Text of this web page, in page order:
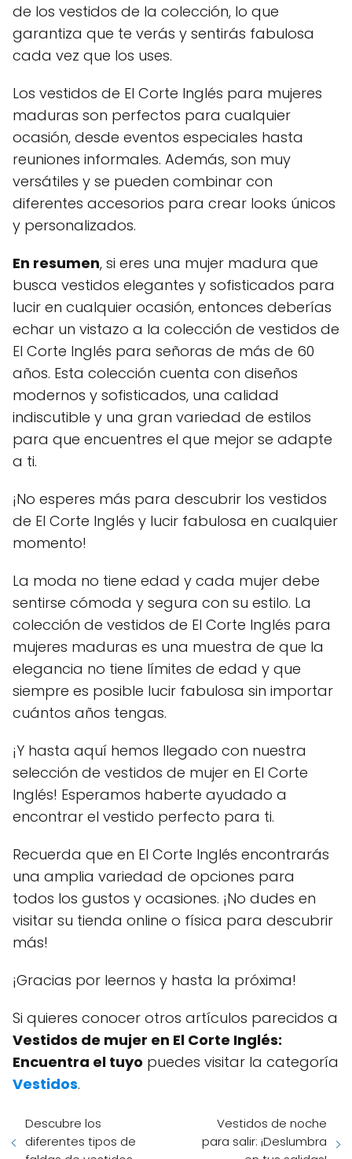
de los vestidos de la colección, lo que
garantiza que te verás y sentirás fabulosa
cada vez que los uses.
Los vestidos de El Corte Inglés para mujeres
maduras son perfectos para cualquier
ocasión, desde eventos especiales hasta
reuniones informales. Además, son muy
versátiles y se pueden combinar con
diferentes accesorios para crear looks únicos
y personalizados.
En resumen, si eres una mujer madura que
busca vestidos elegantes y sofisticados para
lucir en cualquier ocasión, entonces deberías
echar un vistazo a la colección de vestidos de
El Corte Inglés para señoras de más de 60
años. Esta colección cuenta con diseños
modernos y sofisticados, una calidad
indiscutible y una gran variedad de estilos
para que encuentres el que mejor se adapte
a ti.
¡No esperes más para descubrir los vestidos
de El Corte Inglés y lucir fabulosa en cualquier
momento!
La moda no tiene edad y cada mujer debe
sentirse cómoda y segura con su estilo. La
colección de vestidos de El Corte Inglés para
mujeres maduras es una muestra de que la
elegancia no tiene límites de edad y que
siempre es posible lucir fabulosa sin importar
cuántos años tengas.
¡Y hasta aquí hemos llegado con nuestra
selección de vestidos de mujer en El Corte
Inglés! Esperamos haberte ayudado a
encontrar el vestido perfecto para ti.
Recuerda que en El Corte Inglés encontrarás
una amplia variedad de opciones para
todos los gustos y ocasiones. ¡No dudes en
visitar su tienda online o física para descubrir
más!
¡Gracias por leernos y hasta la próxima!
Si quieres conocer otros artículos parecidos a
Vestidos de mujer en El Corte Inglés:
Encuentra el tuyo puedes visitar la categoría
Vestidos.
Descubre los
diferentes tipos de
Vestidos de noche
para salir: ¡Deslumbra